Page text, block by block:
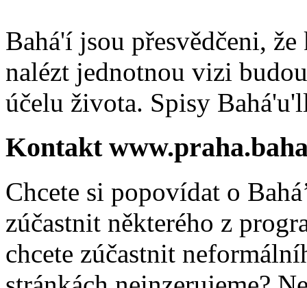
Bahá'í jsou přesvědčeni,
nalézt jednotnou vizi
účelu života. Spisy
Kontakt
Chcete si popovídat o
zúčastnit některého z
chcete zúčastnit